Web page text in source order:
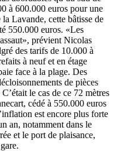
à 600.000 euros pour une
Lavande, cette bâtisse de
550.000 euros. «Les
prévient Nicolas
des tarifs de 10.000 à
à neuf et en étage
face à la plage. Des
de pièces
le cas de ce 72 mètres
cédé à 550.000 euros
est encore plus forte
an, notamment dans le
et le port de plaisance,